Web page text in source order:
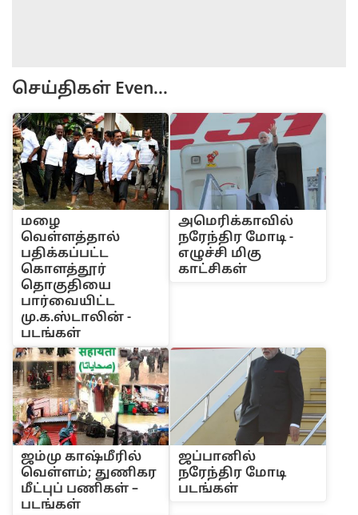
செய்திகள் Even...
மழை
வெள்ளத்தால்
பதிக்கப்பட்ட
கொளத்தூர்
தொகுதியை
பார்வையிட்ட
மு.க.ஸ்டாலின் -
படங்கள்
அமெரிக்காவில்
நரேந்திர மோடி -
எழுச்சி மிகு
காட்சிகள்
ஜம்மு காஷ்மீரில்
வெள்ளம்; துணிகர
மீட்புப் பணிகள் –
படங்கள்
ஜப்பானில்
நரேந்திர மோடி
படங்கள்